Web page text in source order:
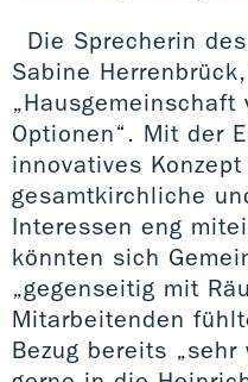
Die Sprecherin
Sabine
Optionen“. Mit der
innovatives
gesamtkirchliche
Interessen eng
könnten sich
„gegenseitig mit
Mitarbeitenden
Bezug bereits